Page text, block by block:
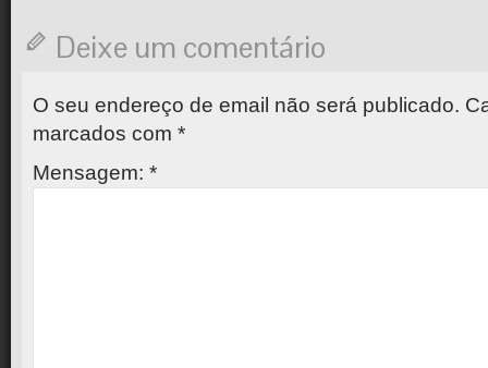
Deixe um comentário
O seu endereço de email não será publicado.
marcados com *
Mensagem: *